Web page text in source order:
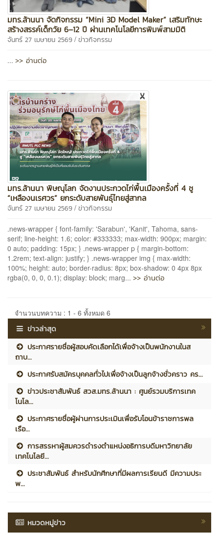
มทร.ล้านนา จัดกิจกรรม “Mini 3D Model Maker” เสริมทักษะ
สร้างสรรค์เด็กวัย 6–12 ปี ผ่านเทคโนโลยีการพิมพ์สามมิติ
จันทร์ 27 เมษายน 2569 / ข่าวกิจกรรม
... >> อ่านต่อ
มทร.ล้านนา พิษณุโลก จัดงานประกวดไก่พื้นเมืองครั้งที่ 4 ชู
“เหลืองนเรศวร” ยกระดับสายพันธุ์ไทยสู่สากล
จันทร์ 27 เมษายน 2569 / ข่าวกิจกรรม
.news-wrapper { font-family: 'Sarabun', 'Kanit', Tahoma, sans-
serif; line-height: 1.6; color: #333333; max-width: 900px; margin:
0 auto; padding: 15px; } .news-wrapper p { margin-bottom:
1.2rem; text-align: justify; } .news-wrapper img { max-width:
100%; height: auto; border-radius: 8px; box-shadow: 0 4px 8px
rgba(0, 0, 0, 0.1); display: block; marg... >> อ่านต่อ
จำนวนบทความ : 1 - 6 ทั้งหมด 6
ข่าวล่าสุด
ประกาศรายชื่อผู้สอบคัดเลือกได้เพื่อจ้างเป็นพนักงานในส
ถาบ...
ประกาศรับสมัครบุคคลทั่วไปเพื่อจ้างเป็นลูกจ้างชั่วคราว คร...
ข่าวประชาสัมพันธ์ สวส.มทร.ล้านนา : ศูนย์รวมบริการเทค
โนโล...
ประกาศรายชื่อผู้ผ่านการประเมินเพื่อรับโอนข้าราชการพล
เรือ...
การสรรหาผู้สมควรดำรงตำแหน่งอธิการบดีมหาวิทยาลัย
เทคโนโลยี...
ประชาสัมพันธ์ สำหรับนักศึกษาที่มีผลการเรียนดี มีความประ
พ...
หมวดหมู่ข่าว